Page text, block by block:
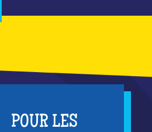
POUR LES